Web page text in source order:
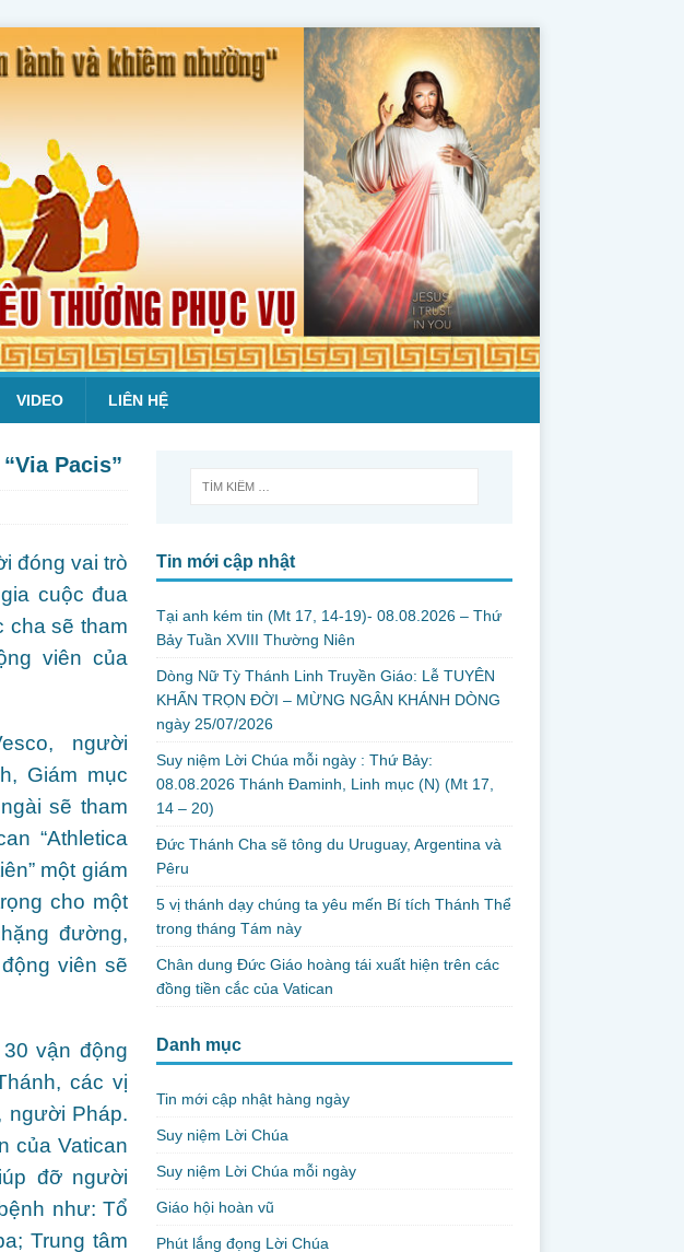
VIDEO LIÊN HỆ
Pacis”
đóng vai trò
cuộc đua
cha sẽ tham
viên của
người
Giám mục
sẽ tham
“Athletica
một giám
cho một
đường,
viên sẽ
vận động
các vị
người Pháp.
của Vatican
đỡ người
như: Tổ
Trung tâm
Tin mới cập nhật
Tại anh kém tin (Mt 17, 14-19)- 08.08.2026 – Thứ
Bảy Tuần XVIII Thường Niên
Dòng Nữ Tỳ Thánh Linh Truyền Giáo: Lễ TUYÊN
KHẤN TRỌN ĐỜI – MỪNG NGÂN KHÁNH DÒNG
ngày 25/07/2026
Suy niệm Lời Chúa mỗi ngày : Thứ Bảy:
08.08.2026 Thánh Đaminh, Linh mục (N) (Mt 17,
14 – 20)
Đức Thánh Cha sẽ tông du Uruguay, Argentina và
Pêru
5 vị thánh dạy chúng ta yêu mến Bí tích Thánh Thể
trong tháng Tám này
Chân dung Đức Giáo hoàng tái xuất hiện trên các
đồng tiền cắc của Vatican
Danh mục
Tin mới cập nhật hàng ngày
Suy niệm Lời Chúa
Suy niệm Lời Chúa mỗi ngày
Giáo hội hoàn vũ
Phút lắng đọng Lời Chúa